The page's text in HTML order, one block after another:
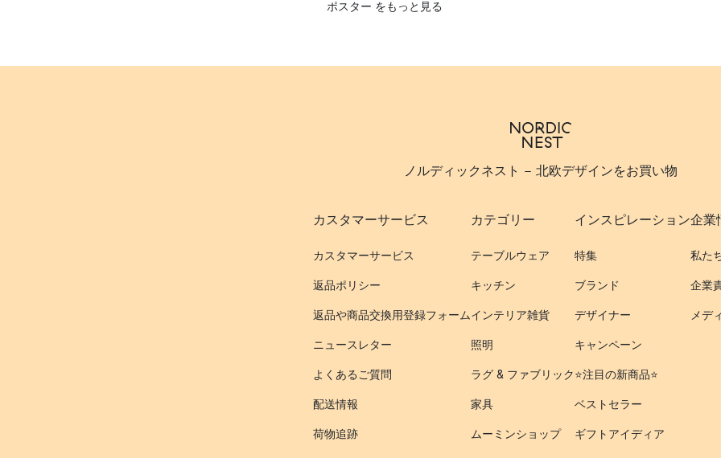
ポスター をもっと見る
ノルディックネスト - 北欧デザインをお買い物
カスタマーサービス
カスタマーサービス
返品ポリシー
返品や商品交換用登録フォーム
ニュースレター
よくあるご質問
配送情報
荷物追跡
カテゴリー
テーブルウェア
キッチン
インテリア雑貨
照明
ラグ & ファブリック
家具
ムーミンショップ
インスピレーション
特集
ブランド
デザイナー
キャンペーン
⭐️注目の新商品⭐️
ベストセラー
ギフトアイディア
企業
私た
企業
メデ